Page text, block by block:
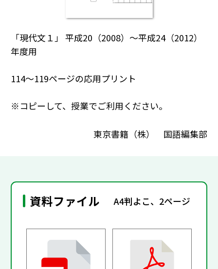
「現代文１」 平成20（2008）～平成24（2012）
年度用
114～119ページの応用プリント
※コピーして、授業でご利用ください。
東京書籍（株） 国語編集部
資料ファイル A4判よこ、2ページ